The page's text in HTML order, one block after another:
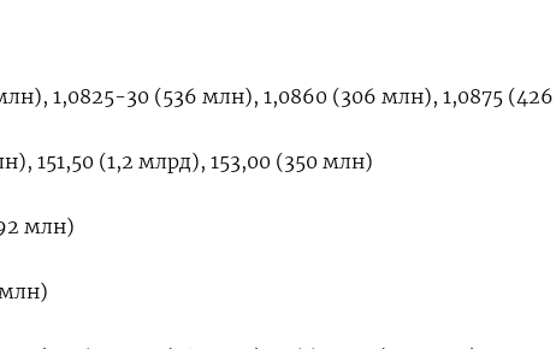
1,0825-30 (536 млн), 1,0860 (306 млн), 1,0875
151,50 (1,2 млрд), 153,00 (350 млн)
млн)